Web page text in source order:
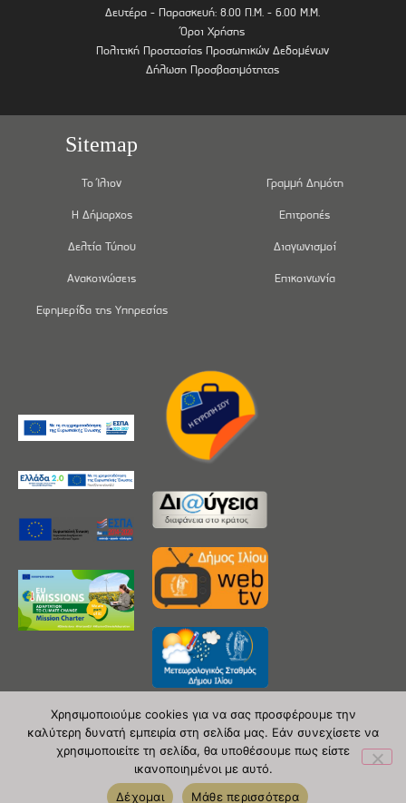
Δευτέρα - Παρασκευή: 8.00 Π.Μ. - 6.00 Μ.Μ.
Όροι Χρήσης
Πολιτική Προστασίας Προσωπικών Δεδομένων
Δήλωση Προσβασιμότητας
Sitemap
Το Ίλιον
Η Δήμαρχος
Δελτία Τύπου
Ανακοινώσεις
Εφημερίδα της Υπηρεσίας
Γραμμή Δημότη
Επιτροπές
Διαγωνισμοί
Επικοινωνία
Copyright 2020 © Δήμος Ιλίου
| powered by Evolutionprojects
Χρησιμοποιούμε cookies για να σας προσφέρουμε την
καλύτερη δυνατή εμπειρία στη σελίδα μας. Εάν συνεχίσετε να
χρησιμοποιείτε τη σελίδα, θα υποθέσουμε πως είστε
ικανοποιημένοι με αυτό.
Δέχομαι
Μάθε περισσότερα